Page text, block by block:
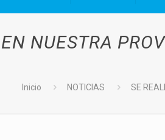
NUESTRA
Inicio NOTICIAS SE